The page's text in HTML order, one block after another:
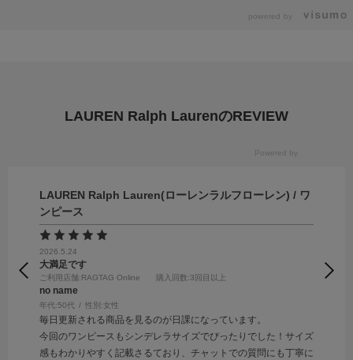
powered by
LAUREN Ralph LaurenのREVIEW
LAUREN Ralph Lauren(ローレンラルフローレン) / ワ
ンピース
2026.5.24
大満足です
ご利用店舗 :RAGTAG Online 購入回数:3回目以上
no name
年代:50代 性別:女性
毎日更新される商品を見るのが日課になっています。
今回のワンピースもシンデレラサイズでぴったりでした！サイズ
感もわかりやすく記載さるており、チャットでの質問にも丁寧に